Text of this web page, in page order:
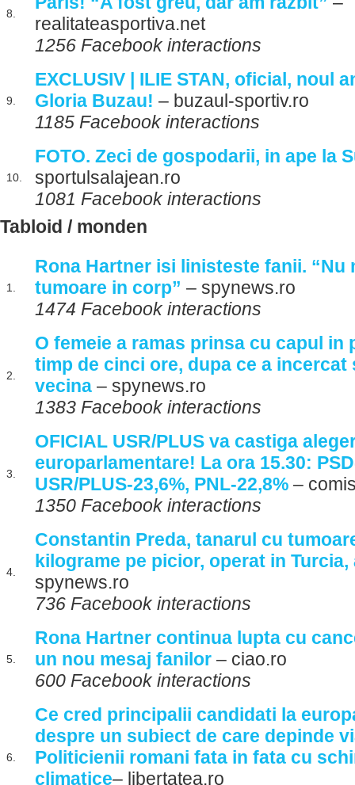
8.
realitateasportiva.net
1256 Facebook interactions
9.
EXCLUSIV | ILIE STAN, oficial, noul
Gloria Buzau! – buzaul-sportiv.ro
1185 Facebook interactions
10.
FOTO. Zeci de gospodarii, in ape la
sportulsalajean.ro
1081 Facebook interactions
Tabloid / monden
1.
Rona Hartner isi linisteste fanii. “Nu
tumoare in corp” – spynews.ro
1474 Facebook interactions
2.
O femeie a ramas prinsa cu capul in
timp de cinci ore, dupa ce a incercat
vecina – spynews.ro
1383 Facebook interactions
3.
OFICIAL USR/PLUS va castiga
europarlamentare! La ora 15.30:
USR/PLUS-23,6%, PNL-22,8% –
1350 Facebook interactions
4.
Constantin Preda, tanarul cu
kilograme pe picior, operat in Turcia,
spynews.ro
736 Facebook interactions
5.
Rona Hartner continua lupta cu
un nou mesaj fanilor – ciao.ro
600 Facebook interactions
6.
Ce cred principalii candidati la
despre un subiect de care depinde
Politicienii romani fata in fata cu
climatice– libertatea.ro